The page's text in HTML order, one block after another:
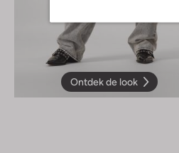
Ontdek de look